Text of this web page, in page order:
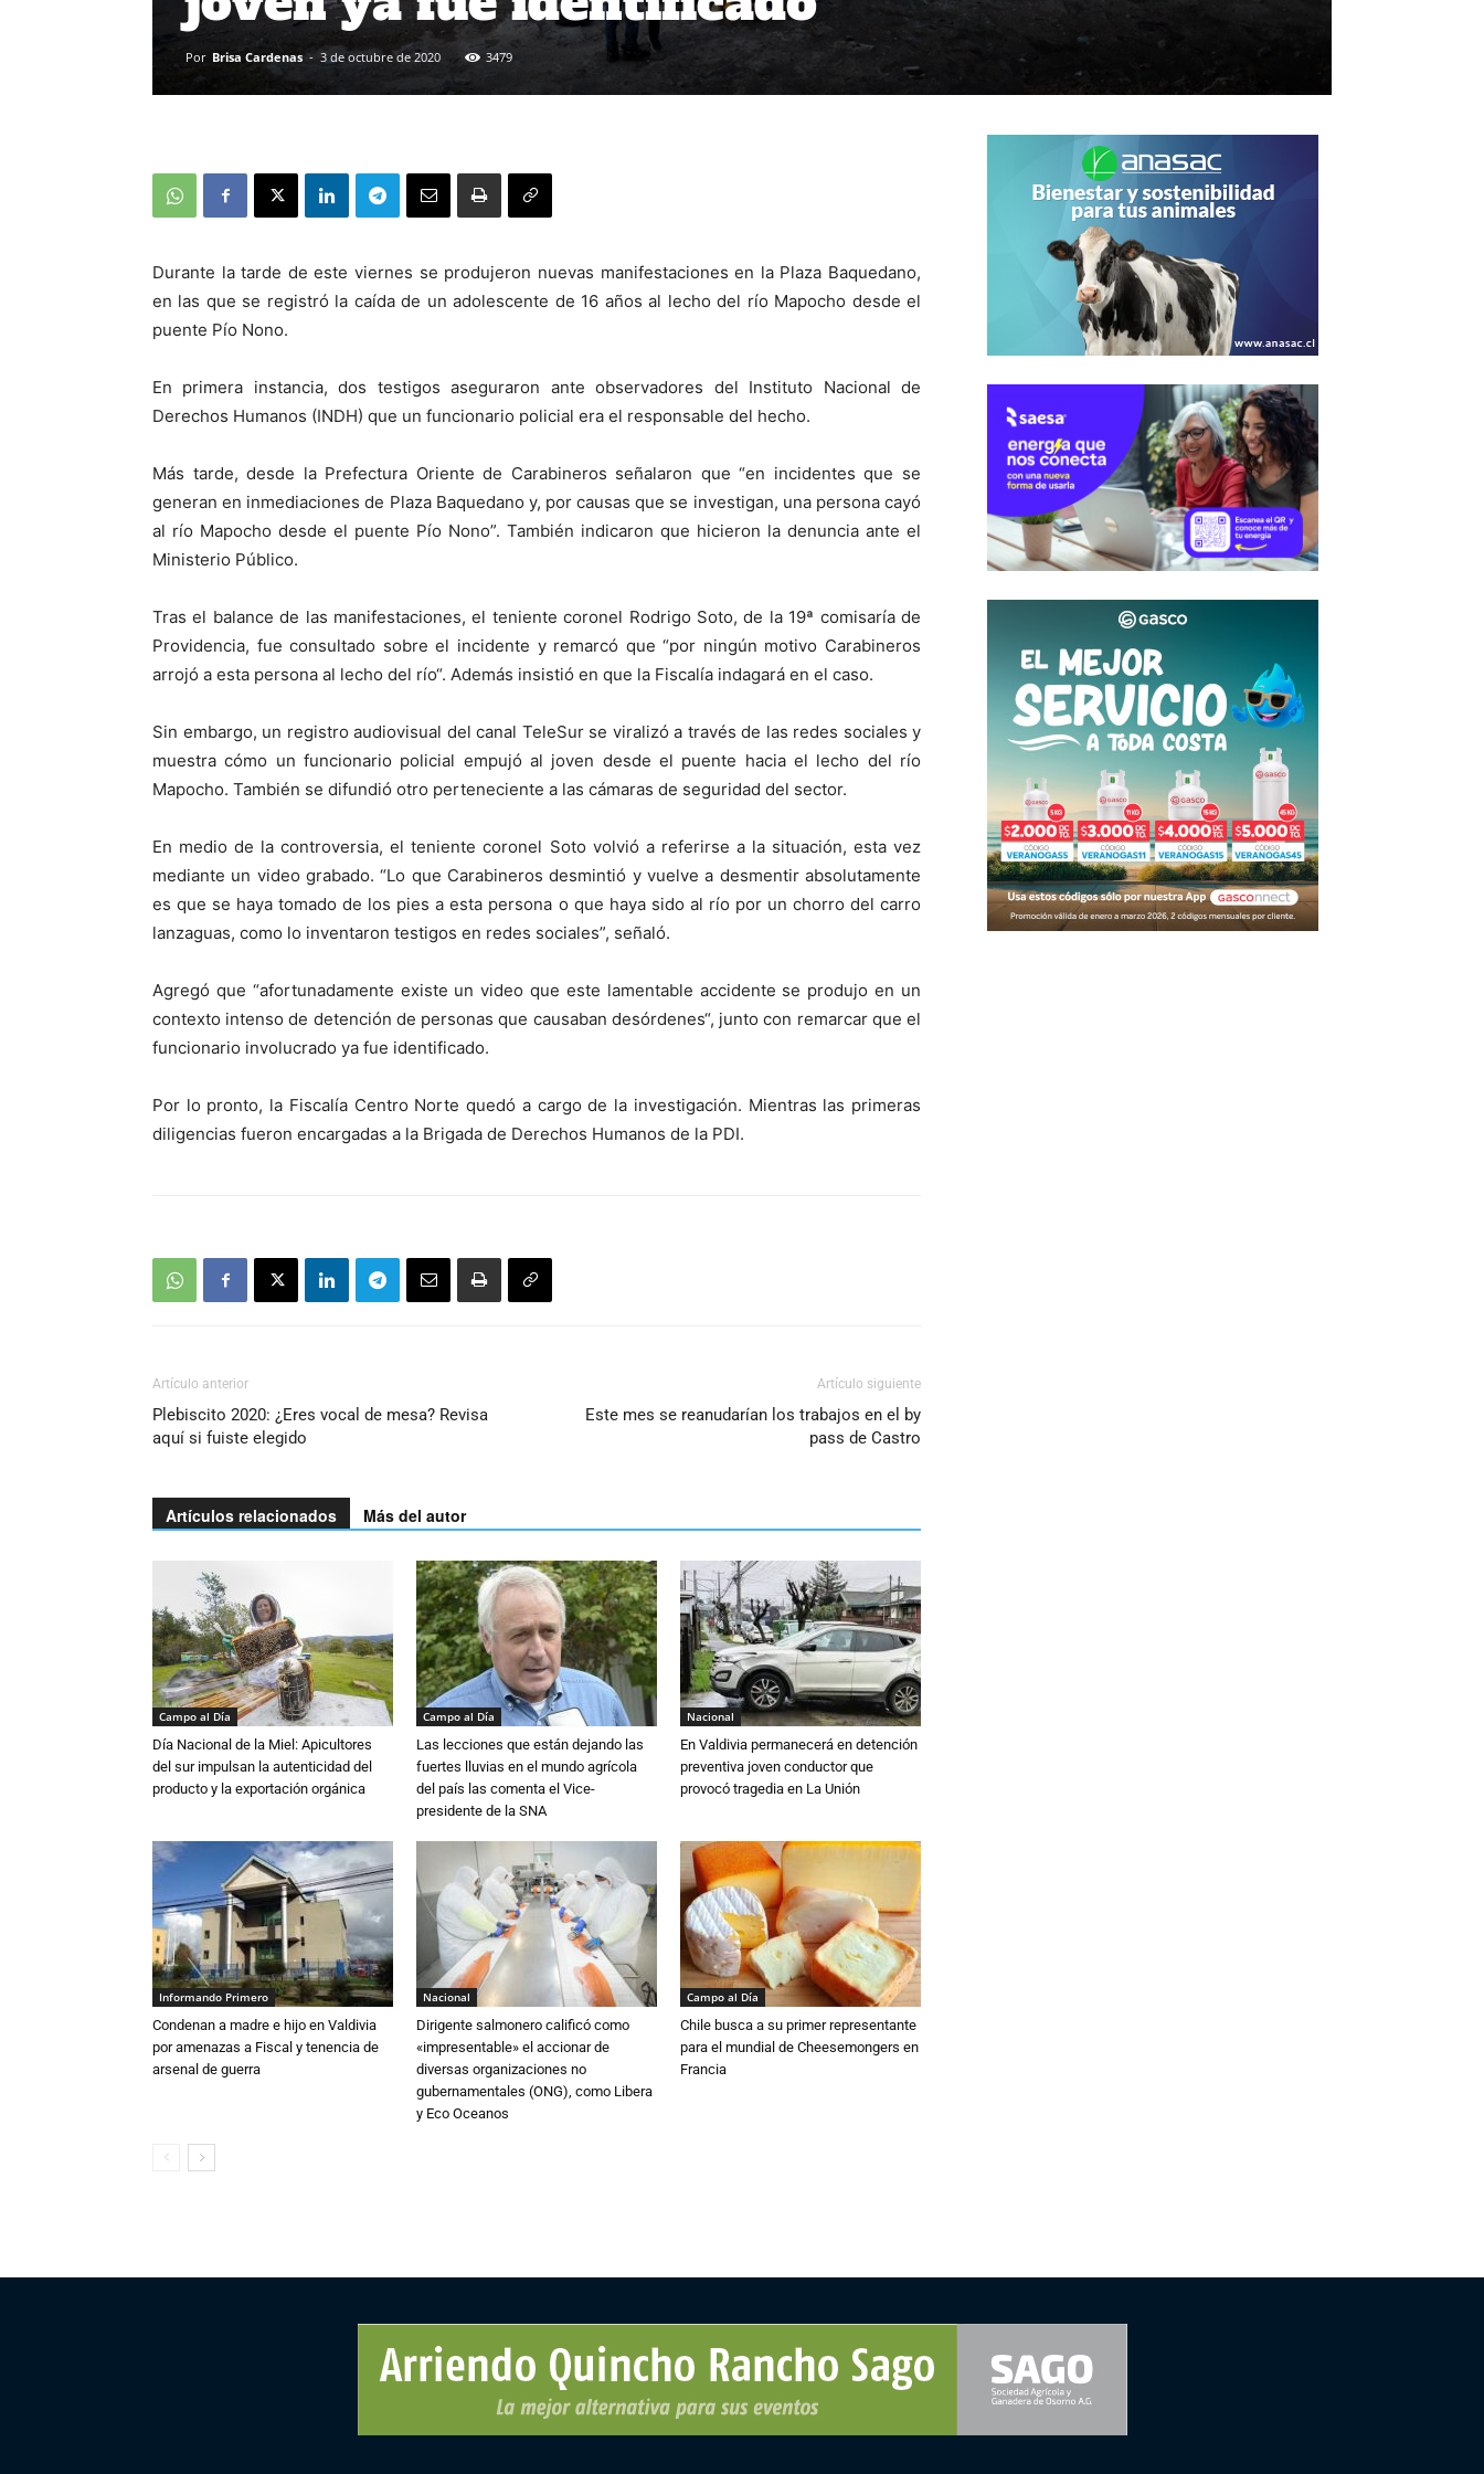
Por Brisa Cardenas - 3 de octubre de 2020 3479
Durante la tarde de este viernes se produjeron nuevas manifestaciones en la Plaza Baquedano,
en las que se registró la caída de un adolescente de 16 años al lecho del río Mapocho desde el
puente Pío Nono.
En primera instancia, dos testigos aseguraron ante observadores del Instituto Nacional de
Derechos Humanos (INDH) que un funcionario policial era el responsable del hecho.
Más tarde, desde la Prefectura Oriente de Carabineros señalaron que “en incidentes que se
generan en inmediaciones de Plaza Baquedano y, por causas que se investigan, una persona cayó
al río Mapocho desde el puente Pío Nono”. También indicaron que hicieron la denuncia ante el
Ministerio Público.
Tras el balance de las manifestaciones, el teniente coronel Rodrigo Soto, de la 19ª comisaría de
Providencia, fue consultado sobre el incidente y remarcó que “por ningún motivo Carabineros
arrojó a esta persona al lecho del río“. Además insistió en que la Fiscalía indagará en el caso.
Sin embargo, un registro audiovisual del canal TeleSur se viralizó a través de las redes sociales y
muestra cómo un funcionario policial empujó al joven desde el puente hacia el lecho del río
Mapocho. También se difundió otro perteneciente a las cámaras de seguridad del sector.
En medio de la controversia, el teniente coronel Soto volvió a referirse a la situación, esta vez
mediante un video grabado. “Lo que Carabineros desmintió y vuelve a desmentir absolutamente
es que se haya tomado de los pies a esta persona o que haya sido al río por un chorro del carro
lanzaguas, como lo inventaron testigos en redes sociales”, señaló.
Agregó que “afortunadamente existe un video que este lamentable accidente se produjo en un
contexto intenso de detención de personas que causaban desórdenes“, junto con remarcar que el
funcionario involucrado ya fue identificado.
Por lo pronto, la Fiscalía Centro Norte quedó a cargo de la investigación. Mientras las primeras
diligencias fueron encargadas a la Brigada de Derechos Humanos de la PDI.
Artículo anterior
Plebiscito 2020: ¿Eres vocal de mesa? Revisa
aquí si fuiste elegido
Artículo siguiente
Este mes se reanudarían los trabajos en el by
pass de Castro
Artículos relacionados Más del autor
Campo al Día
Día Nacional de la Miel: Apicultores
del sur impulsan la autenticidad del
producto y la exportación orgánica
Campo al Día
Las lecciones que están dejando las
fuertes lluvias en el mundo agrícola
del país las comenta el Vice-
presidente de la SNA
Nacional
En Valdivia permanecerá en detención
preventiva joven conductor que
provocó tragedia en La Unión
Informando Primero
Condenan a madre e hijo en Valdivia
por amenazas a Fiscal y tenencia de
arsenal de guerra
Nacional
Dirigente salmonero calificó como
«impresentable» el accionar de
diversas organizaciones no
gubernamentales (ONG), como Libera
y Eco Oceanos
Campo al Día
Chile busca a su primer representante
para el mundial de Cheesemongers en
Francia